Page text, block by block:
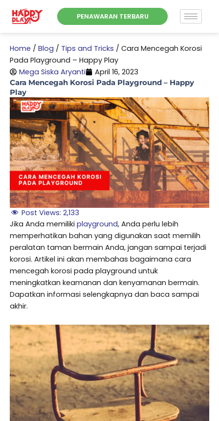
PENAWARAN TERBARU
Home / Blog / Tips and Tricks / Cara Mencegah Korosi
Pada Playground – Happy Play
Mega Siska Aryanti
April 16, 2023
Cara Mencegah Korosi Pada Playground – Happy
Play
Post Views: 2,133
Jika Anda memiliki playground, Anda perlu lebih
memperhatikan bahan yang digunakan saat memilih
peralatan taman bermain Anda, jangan sampai terjadi
korosi. Artikel ini akan membahas bagaimana cara
mencegah korosi pada playground untuk
meningkatkan keamanan dan kenyamanan bermain.
Dapatkan informasi selengkapnya dan baca sampai
akhir.